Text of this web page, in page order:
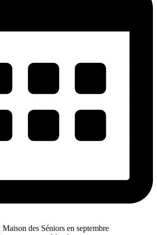
des Séniors en septembre